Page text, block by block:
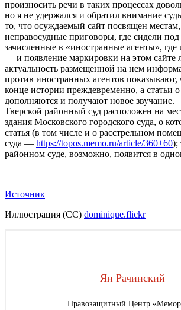
произносить речи в таких процессах
но я не удержался и обратил внимание
то, что осуждаемый сайт посвящен
неправосудные приговоры, где сидели
зачисленные в «иностранные агенты», где
— и появление маркировки на этом сайте
актуальность размещенной на нем
против иностранных агентов показывают,
конце истории преждевременно, а статьи
дополняются и получают новое звучание.
Тверской районный суд расположен на
здания Московского городского суда, о
статья (в том числе и о расстрельном
суда — https://topos.memo.ru/article/360+60);
районном суде, возможно, появится в
Источник
Иллюстрация (СС) dominique.flickr
Ян Рачинский
Правозащитный Центр